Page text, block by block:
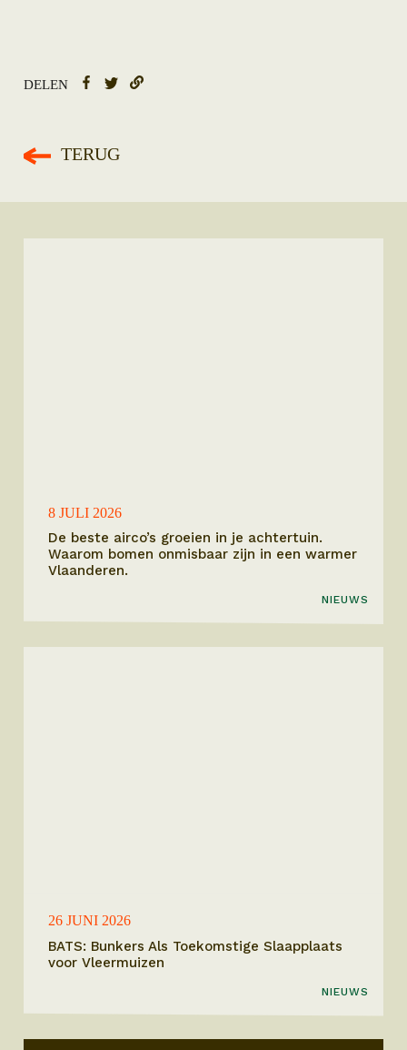
DELEN
TERUG
8 JULI 2026
De beste airco’s groeien in je achtertuin.
Waarom bomen onmisbaar zijn in een warmer
Vlaanderen.
NIEUWS
26 JUNI 2026
BATS: Bunkers Als Toekomstige Slaapplaats
voor Vleermuizen
NIEUWS